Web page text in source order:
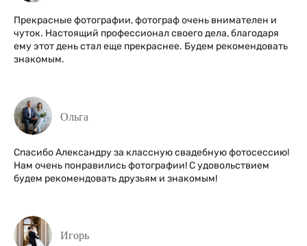
Прекрасные фотографии, фотограф очень внимателен и
чуток. Настоящий профессионал своего дела, благодаря
ему этот день стал еще прекраснее. Будем рекомендовать
знакомым.
Ольга
Спасибо Александру за классную свадебную фотосессию!
Нам очень понравились фотографии! С удовольствием
будем рекомендовать друзьям и знакомым!
Игорь